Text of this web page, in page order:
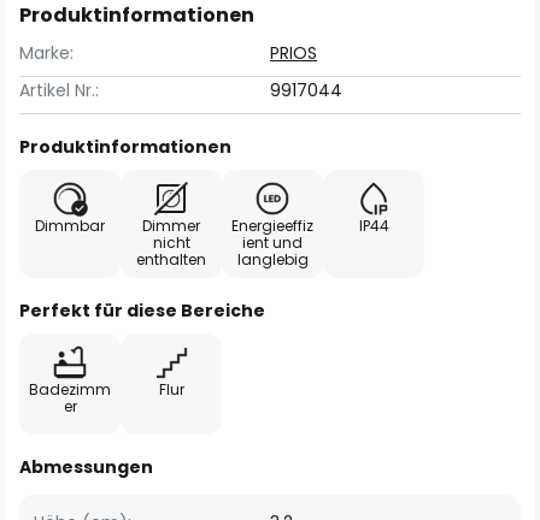
Produktinformationen
Marke:
PRIOS
Artikel Nr.:
9917044
Produktinformationen
Dimmbar
Dimmer
nicht
enthalten
Energieeffiz
ient und
langlebig
IP44
Perfekt für diese Bereiche
Badezimm
er
Flur
Abmessungen